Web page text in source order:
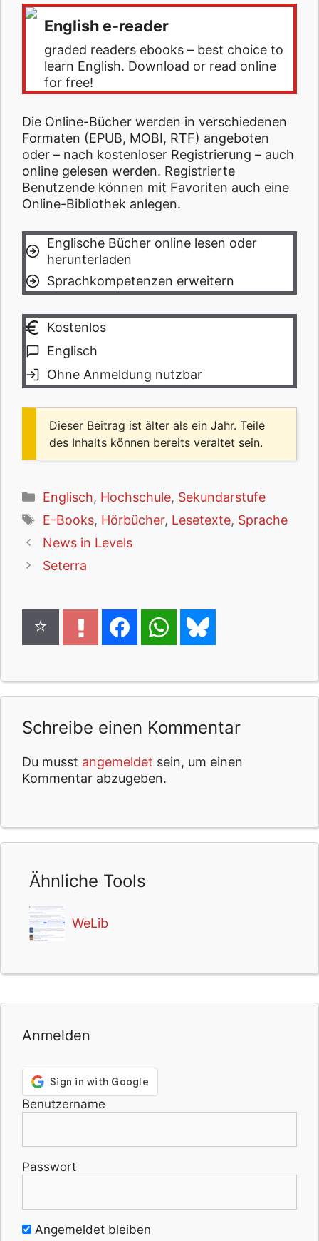
English e-reader
graded readers ebooks – best choice to
learn English. Download or read online
for free!
Die Online-Bücher werden in verschiedenen
Formaten (EPUB, MOBI, RTF) angeboten
oder – nach kostenloser Registrierung – auch
online gelesen werden. Registrierte
Benutzende können mit Favoriten auch eine
Online-Bibliothek anlegen.
Englische Bücher online lesen oder
herunterladen
Sprachkompetenzen erweitern
Kostenlos
Englisch
Ohne Anmeldung nutzbar
Dieser Beitrag ist älter als ein Jahr. Teile
des Inhalts können bereits veraltet sein.
Kategorien
Englisch, Hochschule, Sekundarstufe
Schlagwörter
E-Books, Hörbücher, Lesetexte, Sprache
News in Levels
Seterra
Schreibe einen Kommentar
Du musst angemeldet sein, um einen
Kommentar abzugeben.
Ähnliche Tools
WeLib
Anmelden
Benutzername
Passwort
Angemeldet bleiben